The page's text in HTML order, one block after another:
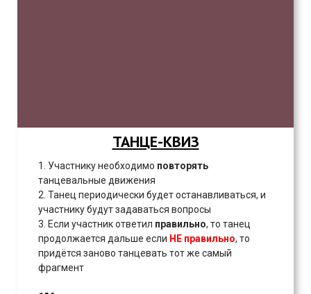
ТАНЦЕ-КВИЗ
1. Участнику необходимо повторять
танцевальные движения
2. Танец периодически будет останавливаться, и
участнику будут задаваться вопросы
3. Если участник ответил правильно, то танец
продолжается дальше если НЕ правильно, то
придётся заново танцевать тот же самый
фрагмент